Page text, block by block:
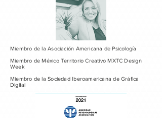
Miembro de la Asociación Americana de Psicología
Miembro de México Territorio Creativo MXTC Design
Week
Miembro de la Sociedad Iberoamericana de Gráfica
Digital